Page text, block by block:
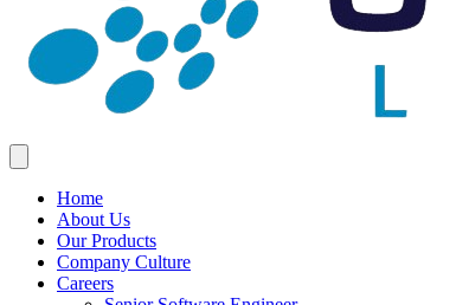
Home
About Us
Our Products
Company Culture
Careers